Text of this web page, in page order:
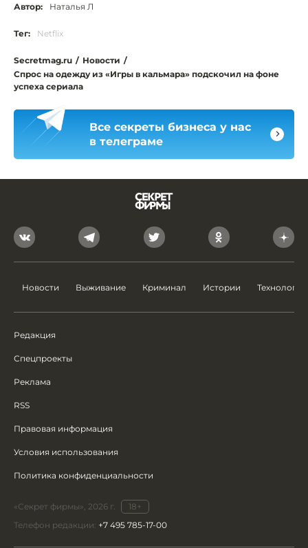
Автор: Наталья Л
Тег: Netflix
Secretmag.ru / Новости /
Спрос на одежду из «Игры в кальмара» подскочил на фоне
успеха сериала
Все секреты бизнеса у нас
в телеграме
Новости Выживание Криминал Истории Технологии
Редакция
Спецпроекты
Реклама
RSS
Правовая информация
Условия использования
Политика конфиденциальности
«Секрет фирмы», 2026 г.
18+
Телефон редакции: +7 495 785-17-00